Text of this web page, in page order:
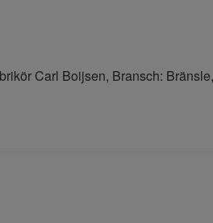
Carl Boijsen, Bransch: